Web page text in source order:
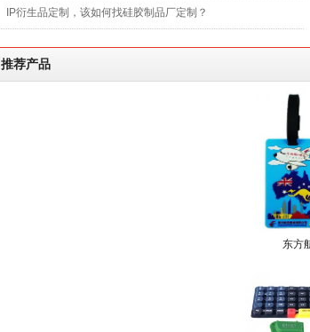
IP衍生品定制，该如何找硅胶制品厂定制？
推荐产品
东方